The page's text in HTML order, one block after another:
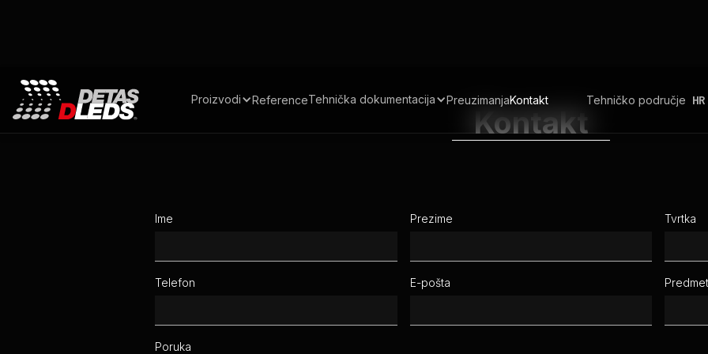
Proizvodi ReferenceTehnička dokumentacija PreuzimanjaKontakt Tehničko područje HR
Kontakt
Ime Prezime Tvrtka
Telefon E-pošta
Poruka